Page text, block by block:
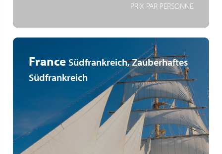
PRIX PAR PERSONNE
France Südfrankreich, Zauberhaftes
Südfrankreich